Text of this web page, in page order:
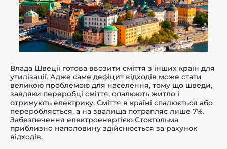
Влада Швеції готова ввозити сміття з інших країн для
утилізації. Адже саме дефіцит відходів може стати
великою проблемою для населення, тому що шведи,
завдяки переробці сміття, опалюють житло і
отримують електрику. Сміття в країні спалюється або
переробляється, а на звалища потрапляє лише 7%.
Забезпечення електроенергією Стокгольма
приблизно наполовину здійснюється за рахунок
відходів.
поверх